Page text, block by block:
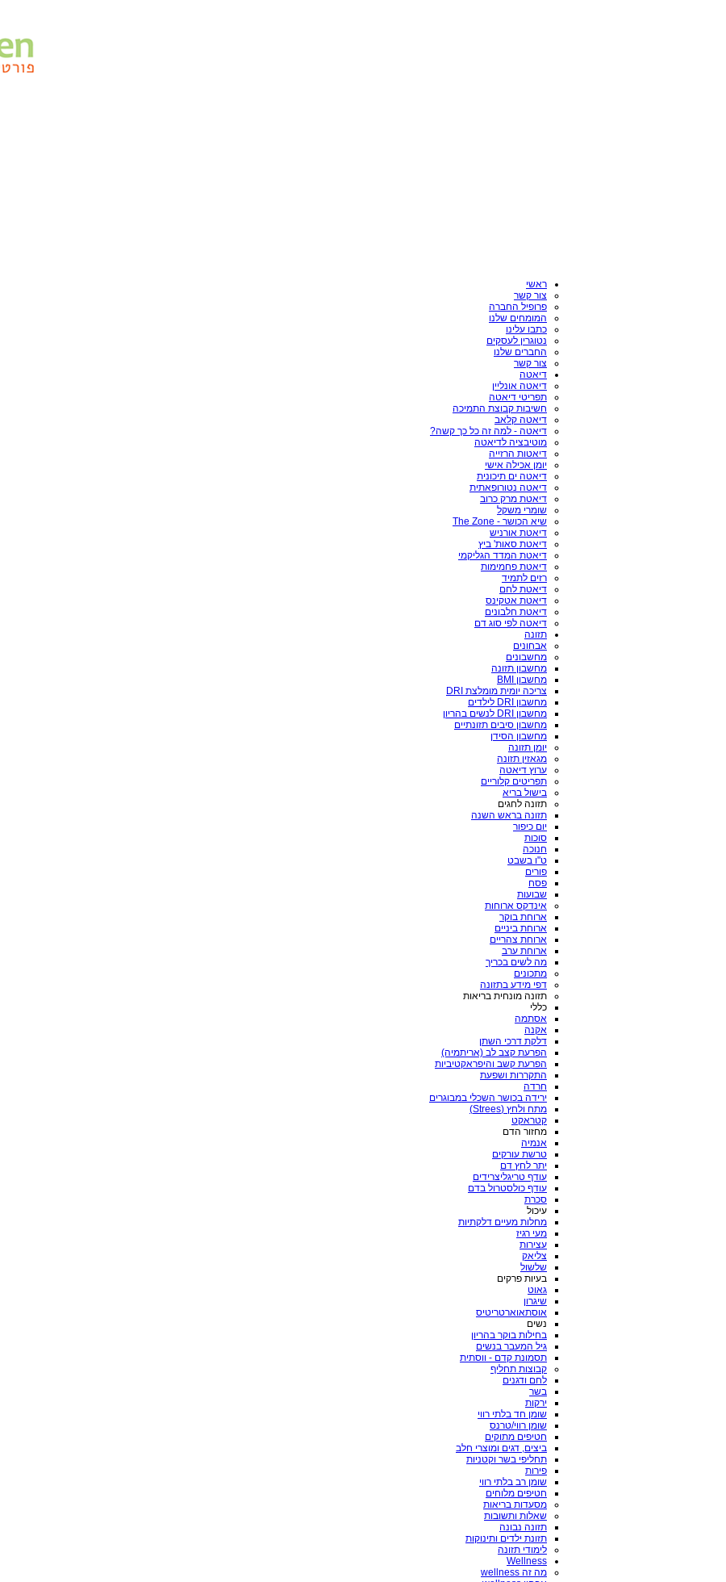
ראשי
צור קשר
פרופיל החברה
המומחים שלנו
כתבו עלינו
נטוגרין לעסקים
החברים שלנו
צור קשר
דיאטה
דיאטה אונליין
תפריטי דיאטה
חשיבות קבוצת התמיכה
דיאטה קלאב
דיאטה - למה זה כל כך קשה?
מוטיבציה לדיאטה
דיאטות הרזייה
יומן אכילה אישי
דיאטה ים תיכונית
דיאטה נטורופאתית
דיאטת מרק כרוב
שומרי משקל
שיא הכושר - The Zone
דיאטת אורניש
דיאטת סאות' ביץ
דיאטת המדד הגליקמי
דיאטת פחמימות
רזים לתמיד
דיאטת לחם
דיאטת אטקינס
דיאטת חלבונים
דיאטה לפי סוג דם
תזונה
אבחונים
מחשבונים
מחשבון תזונה
מחשבון BMI
צריכה יומית מומלצת DRI
מחשבון DRI לילדים
מחשבון DRI לנשים בהריון
מחשבון סיבים תזונתיים
מחשבון הסידן
יומן תזונה
מגאזין תזונה
ערוץ דיאטה
תפריטים קלוריים
בישול בריא
תזונה לחגים
תזונה בראש השנה
יום כיפור
סוכות
חנוכה
ט"ו בשבט
פורים
פסח
שבועות
אינדקס ארוחות
ארוחת בוקר
ארוחת ביניים
ארוחת צהריים
ארוחת ערב
מה לשים בכריך
מתכונים
דפי מידע בתזונה
תזונה מונחית בריאות
כללי
אסתמה
אקנה
דלקת דרכי השתן
הפרעת קצב לב (אריתמיה)
הפרעת קשב והיפראקטיביות
התקררות ושפעת
חרדה
ירידה בכושר השכלי במבוגרים
מתח ולחץ (Strees)
קטראקט
מחזור הדם
אנמיה
טרשת עורקים
יתר לחץ דם
עודף טריגליצרידים
עודף כולסטרול בדם
סכרת
עיכול
מחלות מעיים דלקתיות
מעי רגיז
עצירות
צליאק
שלשול
בעיות פרקים
גאוט
שיגרון
אוסתאוארטריטיס
נשים
בחילות בוקר בהריון
גיל המעבר בנשים
תסמונת קדם - ווסתית
קבוצות תחליף
לחם ודגנים
בשר
ירקות
שומן חד בלתי רווי
שומן רווי/טרנס
חטיפים מתוקים
ביצים, דגים ומוצרי חלב
תחליפי בשר וקטניות
פירות
שומן רב בלתי רווי
חטיפים מלוחים
מסעדות בריאות
שאלות ותשובות
תזונה נבונה
תזונת ילדים ותינוקות
לימודי תזונה
Wellness
מה זה wellness